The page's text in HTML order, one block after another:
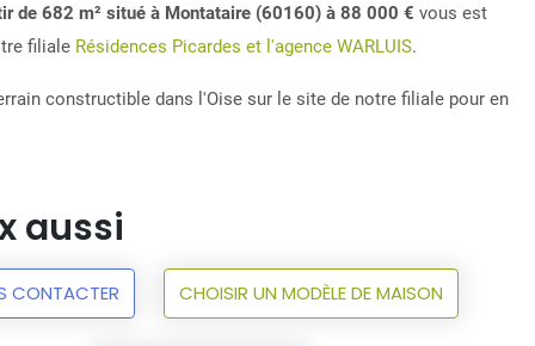
de 682 m² situé à Montataire (60160) à 88 000 € vous est
filiale Résidences Picardes et l'agence WARLUIS.
constructible dans l'Oise sur le site de notre filiale pour en
aussi
CONTACTER CHOISIR UN MODÈLE DE MAISON